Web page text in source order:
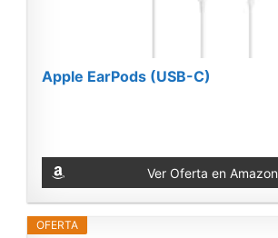
Apple EarPods (USB-C) ​​​​​​​
Ver Oferta en Amazon
OFERTA